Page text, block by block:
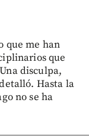
que me han
que
disculpa,
Hasta la
no se ha